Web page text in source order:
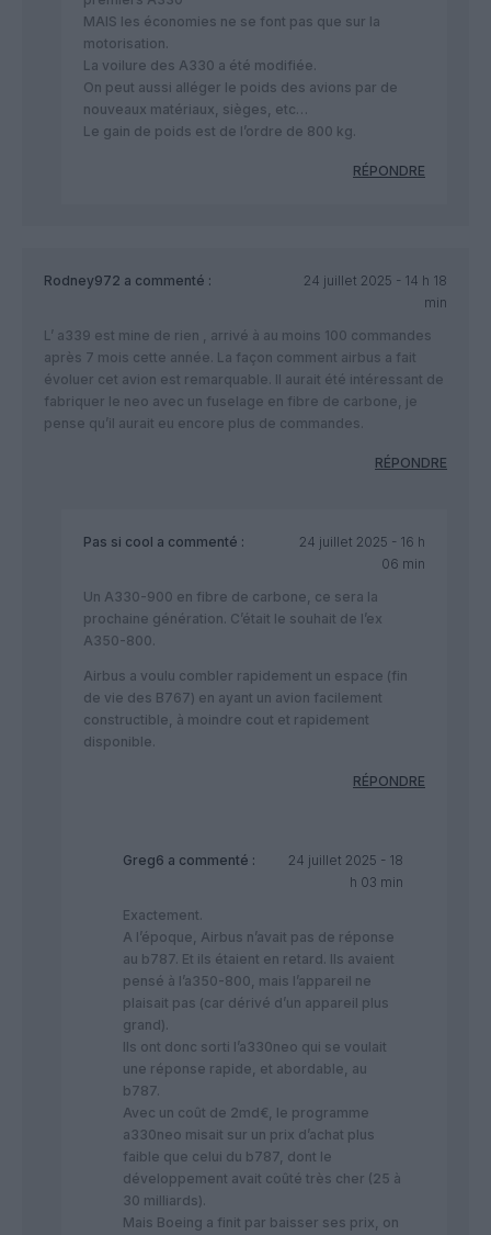
MAIS les économies ne se font pas que sur la
motorisation.
La voilure des A330 a été modifiée.
On peut aussi alléger le poids des avions par de
nouveaux matériaux, sièges, etc…
Le gain de poids est de l’ordre de 800 kg.
RÉPONDRE
Rodney972 a commenté :
24 juillet 2025 - 14 h 18
min
L’ a339 est mine de rien , arrivé à au moins 100 commandes
après 7 mois cette année. La façon comment airbus a fait
évoluer cet avion est remarquable. Il aurait été intéressant de
fabriquer le neo avec un fuselage en fibre de carbone, je
pense qu’il aurait eu encore plus de commandes.
RÉPONDRE
Pas si cool a commenté :
24 juillet 2025 - 16 h
06 min
Un A330-900 en fibre de carbone, ce sera la
prochaine génération. C’était le souhait de l’ex
A350-800.
Airbus a voulu combler rapidement un espace (fin
de vie des B767) en ayant un avion facilement
constructible, à moindre cout et rapidement
disponible.
RÉPONDRE
Greg6 a commenté :
24 juillet 2025 - 18
h 03 min
Exactement.
A l’époque, Airbus n’avait pas de réponse
au b787. Et ils étaient en retard. Ils avaient
pensé à l’a350-800, mais l’appareil ne
plaisait pas (car dérivé d’un appareil plus
grand).
Ils ont donc sorti l’a330neo qui se voulait
une réponse rapide, et abordable, au
b787.
Avec un coût de 2md€, le programme
a330neo misait sur un prix d’achat plus
faible que celui du b787, dont le
développement avait coûté très cher (25 à
30 milliards).
Mais Boeing a finit par baisser ses prix, on